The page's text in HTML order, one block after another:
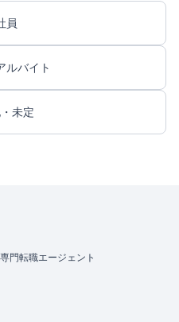
員
ルバイト
未定
門転職エージェント